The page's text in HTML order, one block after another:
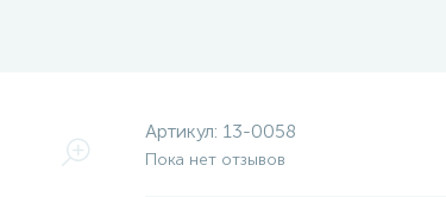
Артикул: 13-0058
Пока нет отзывов